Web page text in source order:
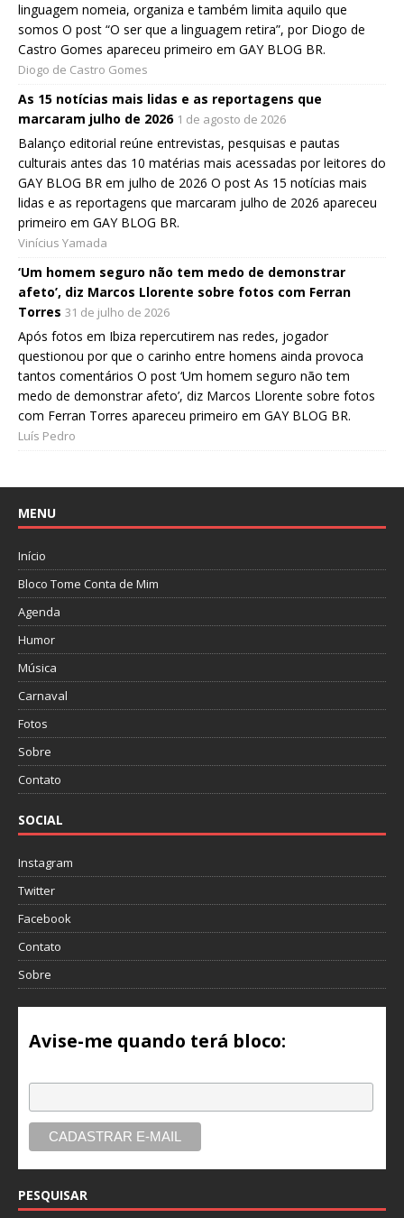
linguagem nomeia, organiza e também limita aquilo que
somos O post “O ser que a linguagem retira”, por Diogo de
Castro Gomes apareceu primeiro em GAY BLOG BR.
Diogo de Castro Gomes
As 15 notícias mais lidas e as reportagens que
marcaram julho de 2026 1 de agosto de 2026
Balanço editorial reúne entrevistas, pesquisas e pautas
culturais antes das 10 matérias mais acessadas por leitores do
GAY BLOG BR em julho de 2026 O post As 15 notícias mais
lidas e as reportagens que marcaram julho de 2026 apareceu
primeiro em GAY BLOG BR.
Vinícius Yamada
‘Um homem seguro não tem medo de demonstrar
afeto’, diz Marcos Llorente sobre fotos com Ferran
Torres 31 de julho de 2026
Após fotos em Ibiza repercutirem nas redes, jogador
questionou por que o carinho entre homens ainda provoca
tantos comentários O post ‘Um homem seguro não tem
medo de demonstrar afeto’, diz Marcos Llorente sobre fotos
com Ferran Torres apareceu primeiro em GAY BLOG BR.
Luís Pedro
MENU
Início
Bloco Tome Conta de Mim
Agenda
Humor
Música
Carnaval
Fotos
Sobre
Contato
SOCIAL
Instagram
Twitter
Facebook
Contato
Sobre
Avise-me quando terá bloco:
PESQUISAR